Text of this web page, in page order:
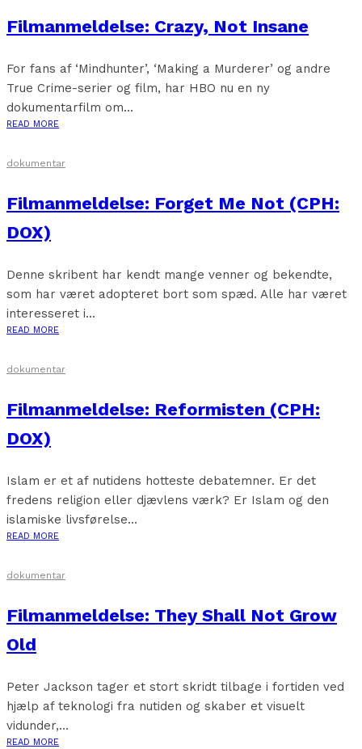
Filmanmeldelse: Crazy, Not Insane
For fans af ‘Mindhunter’, ‘Making a Murderer’ og andre
True Crime-serier og film, har HBO nu en ny
dokumentarfilm om...
READ MORE
dokumentar
Filmanmeldelse: Forget Me Not (CPH:
DOX)
Denne skribent har kendt mange venner og bekendte,
som har været adopteret bort som spæd. Alle har været
interesseret i...
READ MORE
dokumentar
Filmanmeldelse: Reformisten (CPH:
DOX)
Islam er et af nutidens hotteste debatemner. Er det
fredens religion eller djævlens værk? Er Islam og den
islamiske livsførelse...
READ MORE
dokumentar
Filmanmeldelse: They Shall Not Grow
Old
Peter Jackson tager et stort skridt tilbage i fortiden ved
hjælp af teknologi fra nutiden og skaber et visuelt
vidunder,...
READ MORE